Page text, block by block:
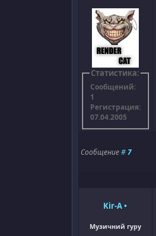
Статистика:
Сообщений:
1
Регистрация:
07.04.2005
Сообщение#7
Kir-A•
Музичний гуру